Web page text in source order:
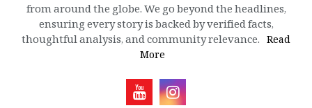
from around the globe. We go beyond the headlines,
ensuring every story is backed by verified facts,
thoughtful analysis, and community relevance. Read
More